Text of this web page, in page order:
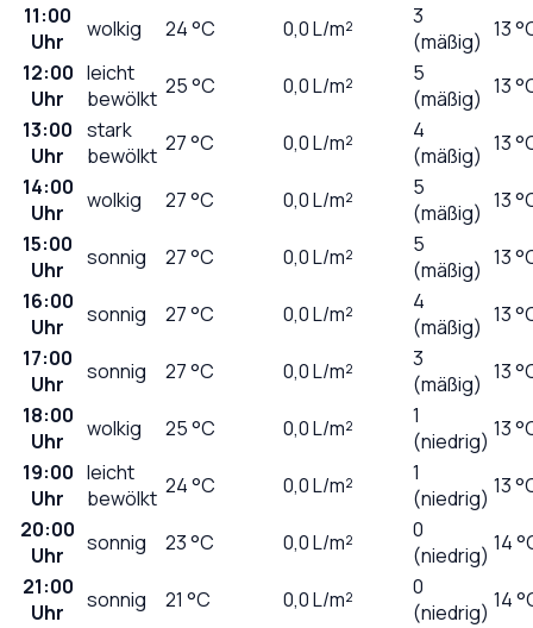
11:00
Uhr
wolkig 24°C 0,0L/m²
3
(mäßig) 13
12:00
Uhr
leicht
bewölkt 25°C 0,0L/m²
5
(mäßig) 13
13:00
Uhr
stark
bewölkt 27°C 0,0L/m²
4
(mäßig) 13
14:00
Uhr
wolkig 27°C 0,0L/m²
5
(mäßig) 13
15:00
Uhr
sonnig 27°C 0,0L/m²
5
(mäßig) 13
16:00
Uhr
sonnig 27°C 0,0L/m²
4
(mäßig) 13
17:00
Uhr
sonnig 27°C 0,0L/m²
3
(mäßig) 13
18:00
Uhr
wolkig 25°C 0,0L/m²
1
(niedrig) 13
19:00
Uhr
leicht
bewölkt 24°C 0,0L/m²
1
(niedrig) 13
20:00
Uhr
sonnig 23°C 0,0L/m²
0
(niedrig) 14
21:00
Uhr
sonnig 21 °C 0,0L/m²
0
(niedrig) 14